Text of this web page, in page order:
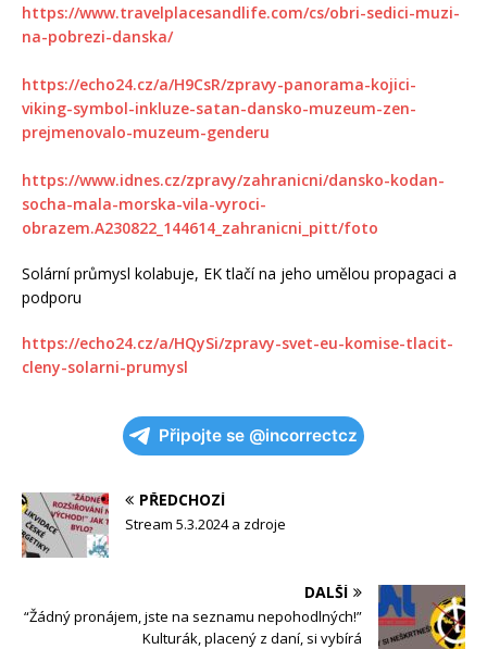
https://www.travelplacesandlife.com/cs/obri-sedici-muzi-
na-pobrezi-danska/
https://echo24.cz/a/H9CsR/zpravy-panorama-kojici-
viking-symbol-inkluze-satan-dansko-muzeum-zen-
prejmenovalo-muzeum-genderu
https://www.idnes.cz/zpravy/zahranicni/dansko-kodan-
socha-mala-morska-vila-vyroci-
obrazem.A230822_144614_zahranicni_pitt/foto
Solární průmysl kolabuje, EK tlačí na jeho umělou propagaci a
podporu
https://echo24.cz/a/HQySi/zpravy-svet-eu-komise-tlacit-
cleny-solarni-prumysl
Připojte se @incorrectcz
PŘEDCHOZÍ
Stream 5.3.2024 a zdroje
DALŠÍ
“Žádný pronájem, jste na seznamu nepohodlných!”
Kulturák, placený z daní, si vybírá